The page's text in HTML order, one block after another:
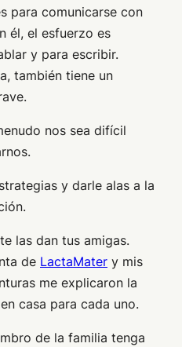
para comunicarse con
él, el esfuerzo es
y para escribir.
también tiene un
nos sea difícil
y darle alas a la
las dan tus amigas.
de LactaMater y mis
me explicaron la
casa para cada uno.
de la familia tenga